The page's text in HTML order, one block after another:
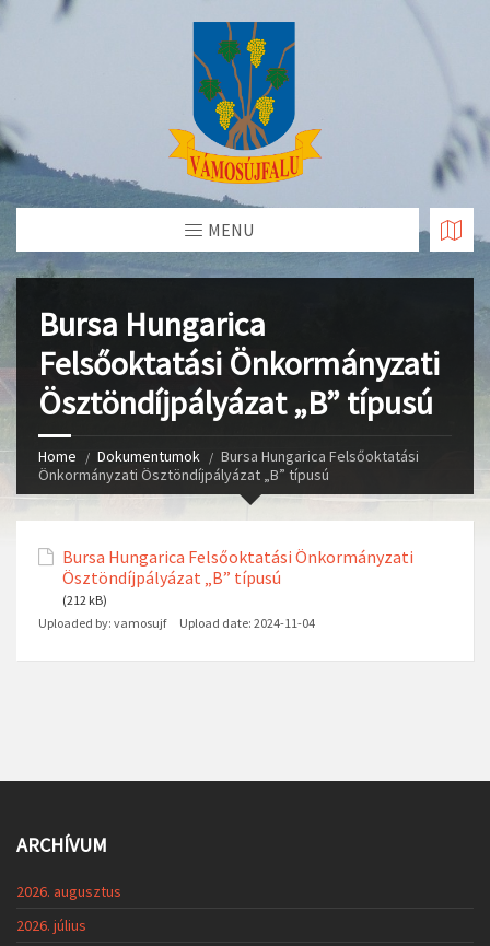
Skip
MENU
Bursa Hungarica
Felsőoktatási Önkormányzati
Ösztöndíjpályázat „B” típusú
Home Dokumentumok
Bursa Hungarica Felsőoktatási
Önkormányzati Ösztöndíjpályázat „B” típusú
Bursa Hungarica Felsőoktatási Önkormányzati
Ösztöndíjpályázat „B” típusú
(212 kB)
Uploaded by: vamosujf Upload date: 2024-11-04
ARCHÍVUM
2026. augusztus
2026. július